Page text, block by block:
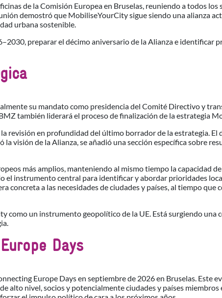
de la Comisión Europea en Bruselas, reuniendo a todos
demostró que MobiliseYourCity sigue siendo una alianza
urbana sostenible.
preparar el décimo aniversario de la Alianza e identificar
su mandato como presidencia del Comité Directivo y
también liderará el proceso de finalización de la estrategia
revisión en profundidad del último borrador de la estrategia. El
visión de la Alianza, se añadió una sección específica sobre
más amplios, manteniendo al mismo tiempo la capacidad
instrumento central para identificar y abordar prioridades
a las necesidades de ciudades y países, al tiempo
un instrumento geopolítico de la UE. Está surgiendo una
Days
Europe Days en septiembre de 2026 en Bruselas. Este
nivel, socios y potencialmente ciudades y países